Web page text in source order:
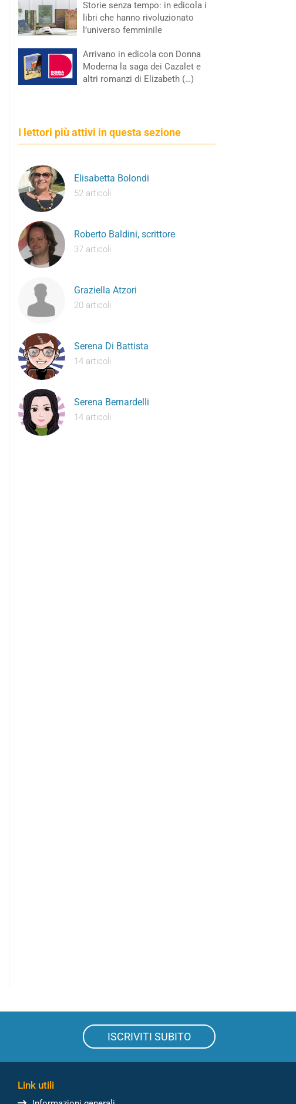
Storie senza tempo: in edicola i
libri che hanno rivoluzionato
l’universo femminile
Arrivano in edicola con Donna
Moderna la saga dei Cazalet e
altri romanzi di Elizabeth (…)
I lettori più attivi in questa sezione
Elisabetta Bolondi
52 articoli
Roberto Baldini, scrittore
37 articoli
Graziella Atzori
20 articoli
Serena Di Battista
14 articoli
Serena Bernardelli
14 articoli
ISCRIVITI SUBITO
Link utili